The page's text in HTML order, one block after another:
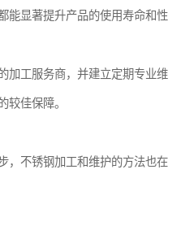
能显著提升产品的使用寿命和性
加工服务商，并建立定期专业维
较佳保障。
，不锈钢加工和维护的方法也在